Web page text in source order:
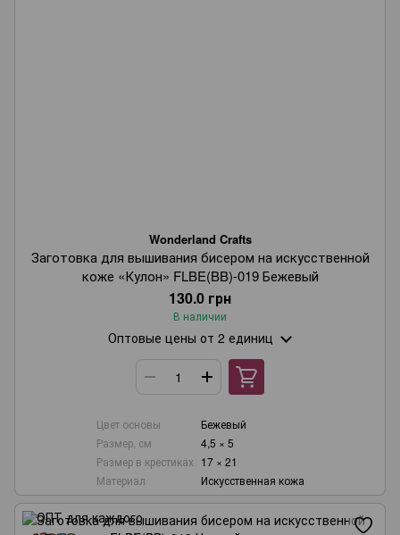
Wonderland Crafts
Заготовка для вышивания бисером на искусственной
коже «Кулон» FLBE(BB)-019 Бежевый
130.0 грн
В наличии
Оптовые цены от 2 единиц
Цвет основы
Бежевый
Размер, см
4,5 × 5
Размер в крестиках 17 × 21
Материал
Искусственная кожа